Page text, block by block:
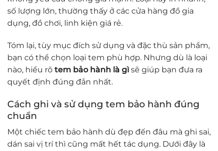
số lượng lớn, thường thấy ở các cửa hàng đồ gia
dụng, đồ chơi, linh kiện giá rẻ.
Tóm lại, tùy mục đích sử dụng và đặc thù sản phẩm,
bạn có thể chọn loại tem phù hợp. Nhưng dù là loại
nào, hiểu rõ tem bảo hành là gìsẽ giúp bạn đưa ra
quyết định đúng đắn nhất.
Cách ghi và sử dụng tem bảo hành đúng
chuẩn
Một chiếc tem bảo hành dù đẹp đến đâu mà ghi sai,
dán sai vị trí thì cũng mất hết tác dụng. Dưới đây là